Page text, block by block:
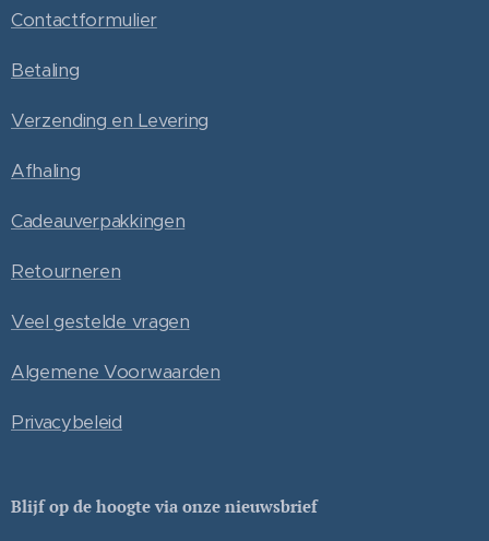
Contactformulier
Betaling
Verzending en Levering
Afhaling
Cadeauverpakkingen
Retourneren
Veel gestelde vragen
Algemene Voorwaarden
Privacybeleid
Blijf op de hoogte via onze nieuwsbrief